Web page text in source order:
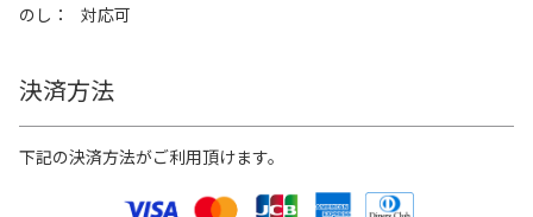
のし
対応可
決済方法
下記の決済方法がご利用頂けます。